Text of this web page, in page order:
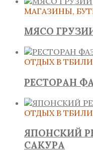
МАГАЗИНЫ,
МЯСО
ОТДЫХ В
РЕСТОРАН
ОТДЫХ В
ЯПОНСКИЙ
САКУРА